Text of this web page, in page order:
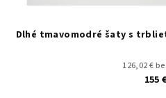
Dlhé tmavomodré šaty s
126,02 €
155 €